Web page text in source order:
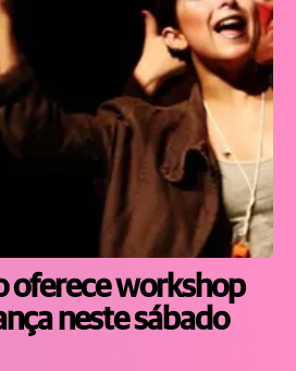
oferece workshop
neste sábado